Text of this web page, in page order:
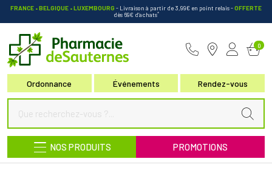
FRANCE • BELGIQUE • LUXEMBOURG - Livraison à partir de 3,99€ en point relais-OFFERTE
dès 69€ d’achats*
Ordonnance Événements Rendez-vous
0
NOS PRODUITS PROMOTIONS